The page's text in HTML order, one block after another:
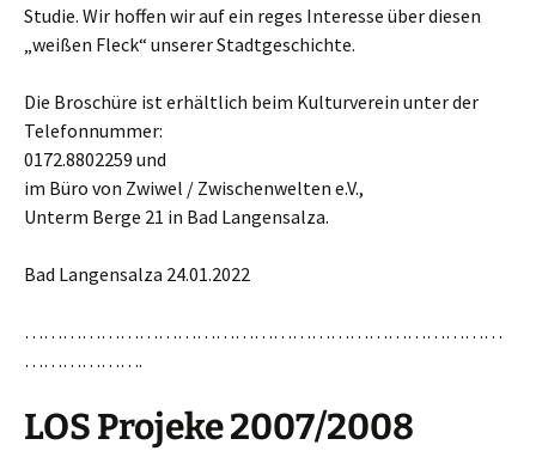
Studie. Wir hoffen wir auf ein reges Interesse über diesen
„weißen Fleck“ unserer Stadtgeschichte.
Die Broschüre ist erhältlich beim Kulturverein unter der
Telefonnummer:
0172.8802259 und
im Büro von Zwiwel / Zwischenwelten e.V.,
Unterm Berge 21 in Bad Langensalza.
Bad Langensalza 24.01.2022
…………………………………………………………………
……………….
LOS Projeke 2007/2008